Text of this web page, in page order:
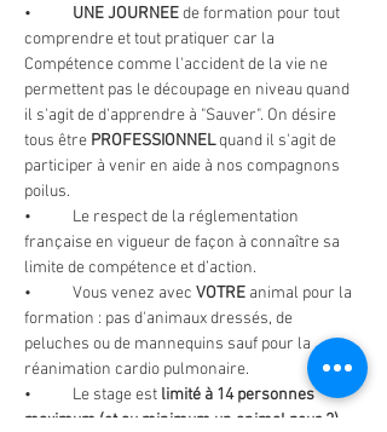
UNE JOURNEE de formation pour tout
comprendre et tout pratiquer car la
Compétence comme l'accident de la vie ne
permettent pas le découpage en niveau quand
il s'agit de d'apprendre à "Sauver". On désire
tous être PROFESSIONNEL quand il s'agit de
participer à venir en aide à nos compagnons
poilus.
•	Le respect de la réglementation
française en vigueur de façon à connaître sa
limite de compétence et d’action.
•	Vous venez avec VOTRE animal pour la
formation : pas d'animaux dressés, de
peluches ou de mannequins sauf pour la
réanimation cardio pulmonaire.
•	Le stage est limité à 14 personnes
maximum (et au minimum un animal pour 2)